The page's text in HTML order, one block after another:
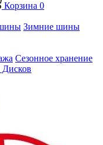
Корзина 0
Зимние шины
Сезонное хранение